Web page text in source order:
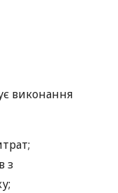
виконання
з